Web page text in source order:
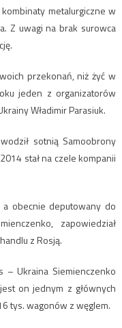
metalurgiczne w
Z uwagi na brak surowca
przekonań, niż żyć w
jeden z organizatorów
Władimir Parasiuk.
sotnią Samoobrony
stał na czele kompanii
a obecnie deputowany do
zapowiedział
z Rosją.
– Ukraina Siemienczenko
on jednym z głównych
tys. wagonów z węglem.